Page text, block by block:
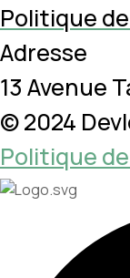
Politique
Adresse
13 Avenue
© 2024
Politique